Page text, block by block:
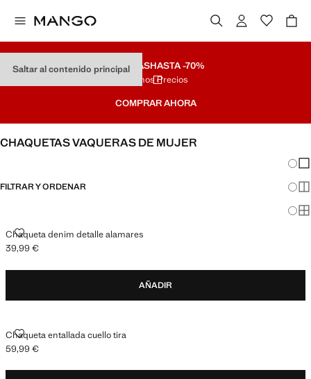
Saltar al contenido principal
REBAJASHASTA -70%
Últimos Precios
COMPRAR AHORA
CHAQUETAS VAQUERAS DE MUJER
FILTRAR Y ORDENAR
Chaqueta denim detalle alamares
CHAQUETA DENIM DETALLE ALAMARES
Precio actual [39,99 € ]
39,99 €
AÑADIR
Chaqueta entallada cuello tira
CHAQUETA ENTALLADA CUELLO TIRA
Precio actual [59,99 € ]
59,99 €